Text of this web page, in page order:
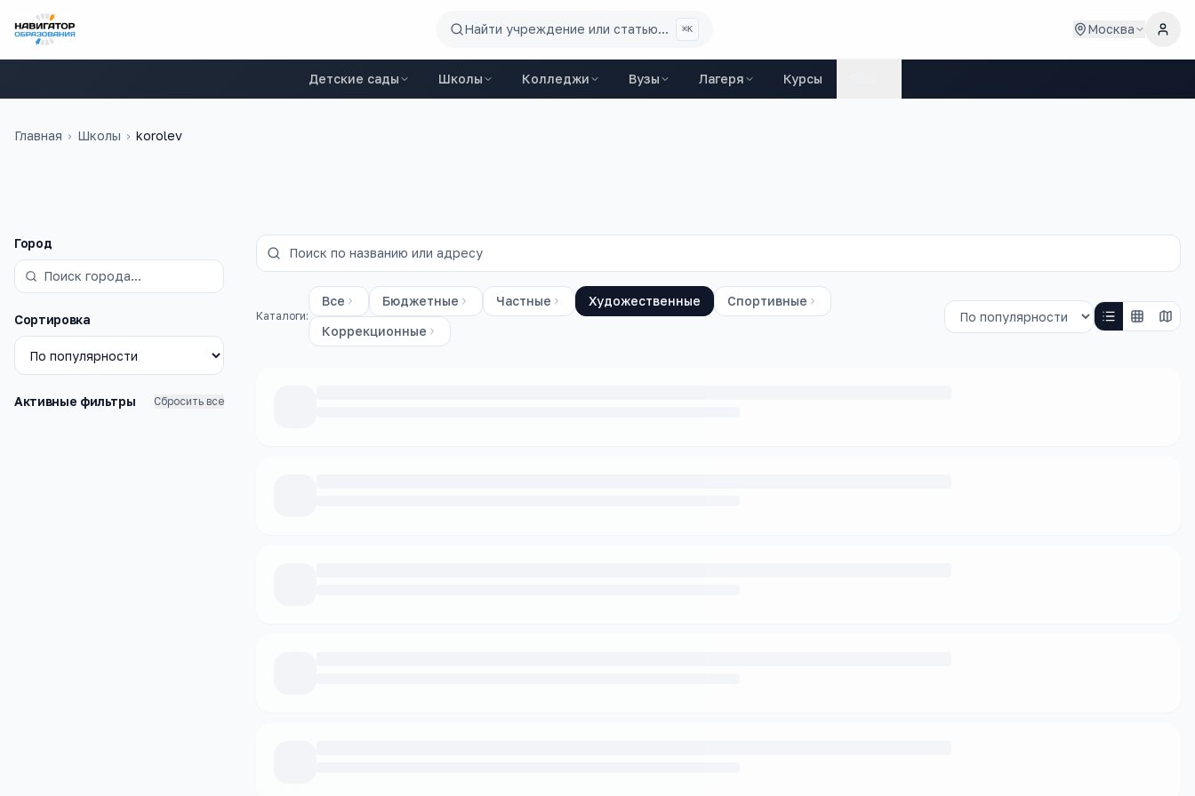
Найти учреждение или статью... ⌘K Москва
Детские сады Школы Колледжи Вузы Лагеря Курсы
Главная › Школы › korolev
Фильтры
Город
Сортировка
Активные фильтры Сбросить все
Каталоги:
Все Бюджетные Частные Художественные
Спортивные
Коррекционные